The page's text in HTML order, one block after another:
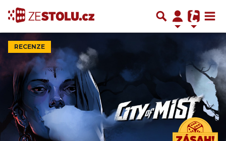
RECENZE